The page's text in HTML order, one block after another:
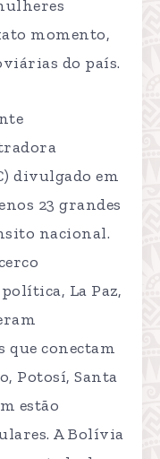
momento,
do país.
divulgado em
23 grandes
nacional.
La Paz,
conectam
Potosí, Santa
estão
A Bolívia